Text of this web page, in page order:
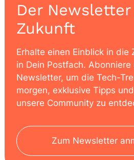
Der
Zukunft
Erhalte einen Einblick in die
in Dein Postfach. Abonniere
Newsletter, um die Tech-
morgen, exklusive Tipps
unsere Community zu
Zum Newsletter